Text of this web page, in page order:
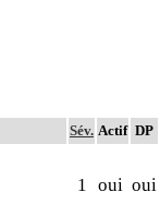
Sév. Actif DP
1 oui oui